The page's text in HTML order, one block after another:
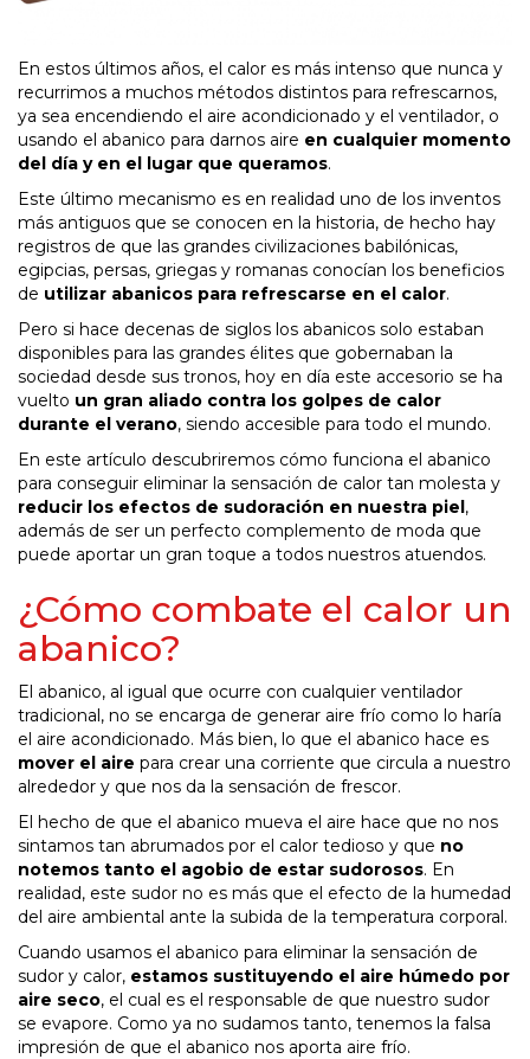
En estos últimos años, el calor es más intenso que nunca y
recurrimos a muchos métodos distintos para refrescarnos,
ya sea encendiendo el aire acondicionado y el ventilador, o
usando el abanico para darnos aire en cualquier momento
del día y en el lugar que queramos.
Este último mecanismo es en realidad uno de los inventos
más antiguos que se conocen en la historia, de hecho hay
registros de que las grandes civilizaciones babilónicas,
egipcias, persas, griegas y romanas conocían los beneficios
de utilizar abanicos para refrescarse en el calor.
Pero si hace decenas de siglos los abanicos solo estaban
disponibles para las grandes élites que gobernaban la
sociedad desde sus tronos, hoy en día este accesorio se ha
vuelto un gran aliado contra los golpes de calor
durante el verano, siendo accesible para todo el mundo.
En este artículo descubriremos cómo funciona el abanico
para conseguir eliminar la sensación de calor tan molesta y
reducir los efectos de sudoración en nuestra piel,
además de ser un perfecto complemento de moda que
puede aportar un gran toque a todos nuestros atuendos.
¿Cómo combate el calor un
abanico?
El abanico, al igual que ocurre con cualquier ventilador
tradicional, no se encarga de generar aire frío como lo haría
el aire acondicionado. Más bien, lo que el abanico hace es
mover el aire para crear una corriente que circula a nuestro
alrededor y que nos da la sensación de frescor.
El hecho de que el abanico mueva el aire hace que no nos
sintamos tan abrumados por el calor tedioso y que no
notemos tanto el agobio de estar sudorosos. En
realidad, este sudor no es más que el efecto de la humedad
del aire ambiental ante la subida de la temperatura corporal.
Cuando usamos el abanico para eliminar la sensación de
sudor y calor, estamos sustituyendo el aire húmedo por
aire seco, el cual es el responsable de que nuestro sudor
se evapore. Como ya no sudamos tanto, tenemos la falsa
impresión de que el abanico nos aporta aire frío.